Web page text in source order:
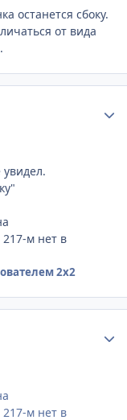
останется сбоку.
от вида
м нет в
2x2
м нет в